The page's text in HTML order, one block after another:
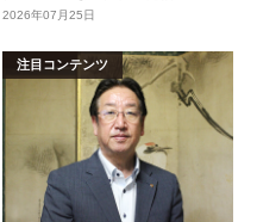
2026年07月25日
注目コンテンツ